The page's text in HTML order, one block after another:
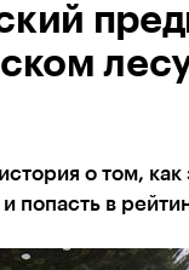
о том,
попасть в